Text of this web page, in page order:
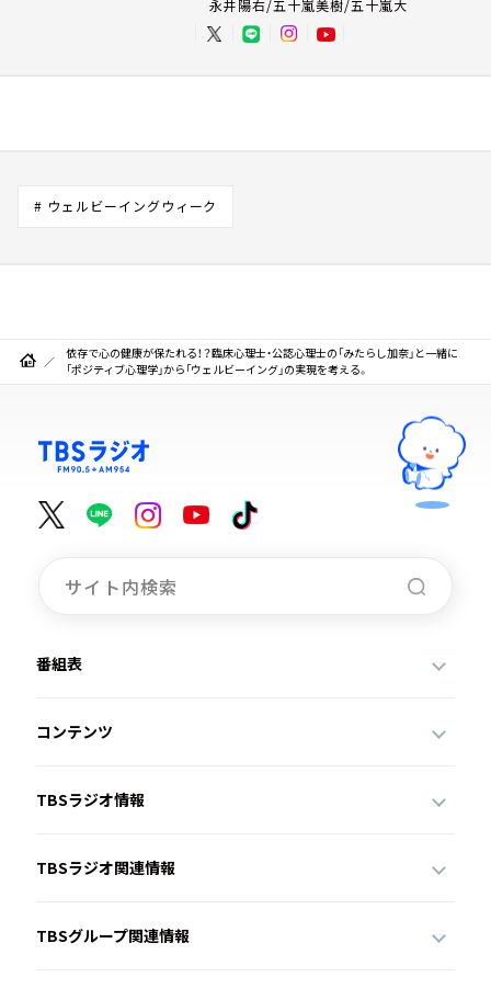
永井陽右/五十嵐美樹/五十嵐大
# ウェルビーイングウィーク
依存で心の健康が保たれる！？臨床心理士・公認心理士の「みたらし加奈」と一緒に
「ポジティブ心理学」から「ウェルビーイング」の実現を考える。
番組表
コンテンツ
TBSラジオ情報
TBSラジオ関連情報
TBSグループ関連情報